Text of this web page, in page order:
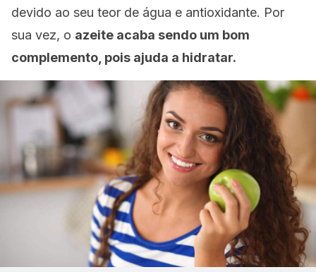
devido ao seu teor de água e antioxidante. Por
sua vez, o azeite acaba sendo um bom
complemento, pois ajuda a hidratar.